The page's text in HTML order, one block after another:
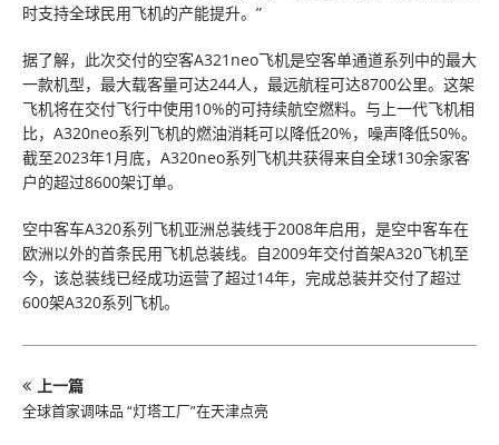
时支持全球民用飞机的产能提升。”
据了解，此次交付的空客A321neo飞机是空客单通道系列中的最大
一款机型，最大载客量可达244人，最远航程可达8700公里。这架
飞机将在交付飞行中使用10%的可持续航空燃料。与上一代飞机相
比，A320neo系列飞机的燃油消耗可以降低20%，噪声降低50%。
截至2023年1月底，A320neo系列飞机共获得来自全球130余家客
户的超过8600架订单。
空中客车A320系列飞机亚洲总装线于2008年启用，是空中客车在
欧洲以外的首条民用飞机总装线。自2009年交付首架A320飞机至
今，该总装线已经成功运营了超过14年，完成总装并交付了超过
600架A320系列飞机。
上一篇
全球首家调味品 “灯塔工厂”在天津点亮